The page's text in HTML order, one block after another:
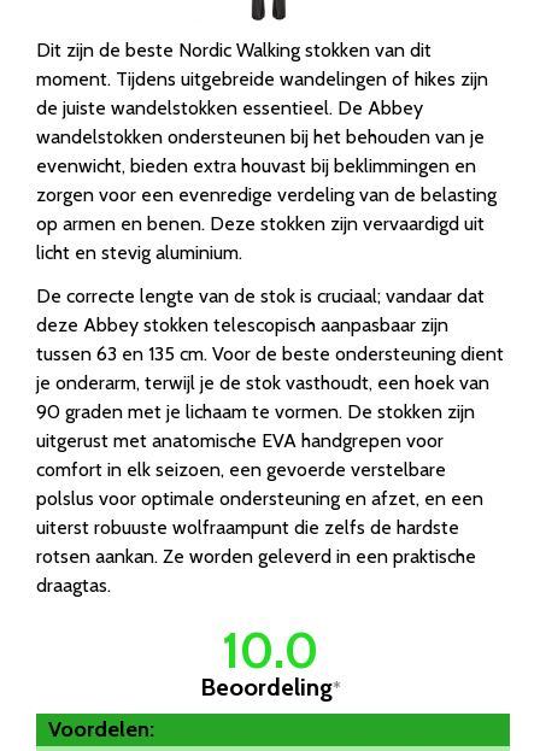
Dit zijn de beste Nordic Walking stokken van dit
moment. Tijdens uitgebreide wandelingen of hikes zijn
de juiste wandelstokken essentieel. De Abbey
wandelstokken ondersteunen bij het behouden van je
evenwicht, bieden extra houvast bij beklimmingen en
zorgen voor een evenredige verdeling van de belasting
op armen en benen. Deze stokken zijn vervaardigd uit
licht en stevig aluminium.
De correcte lengte van de stok is cruciaal; vandaar dat
deze Abbey stokken telescopisch aanpasbaar zijn
tussen 63 en 135 cm. Voor de beste ondersteuning dient
je onderarm, terwijl je de stok vasthoudt, een hoek van
90 graden met je lichaam te vormen. De stokken zijn
uitgerust met anatomische EVA handgrepen voor
comfort in elk seizoen, een gevoerde verstelbare
polslus voor optimale ondersteuning en afzet, en een
uiterst robuuste wolfraampunt die zelfs de hardste
rotsen aankan. Ze worden geleverd in een praktische
draagtas.
10.0
Beoordeling*
Voordelen: